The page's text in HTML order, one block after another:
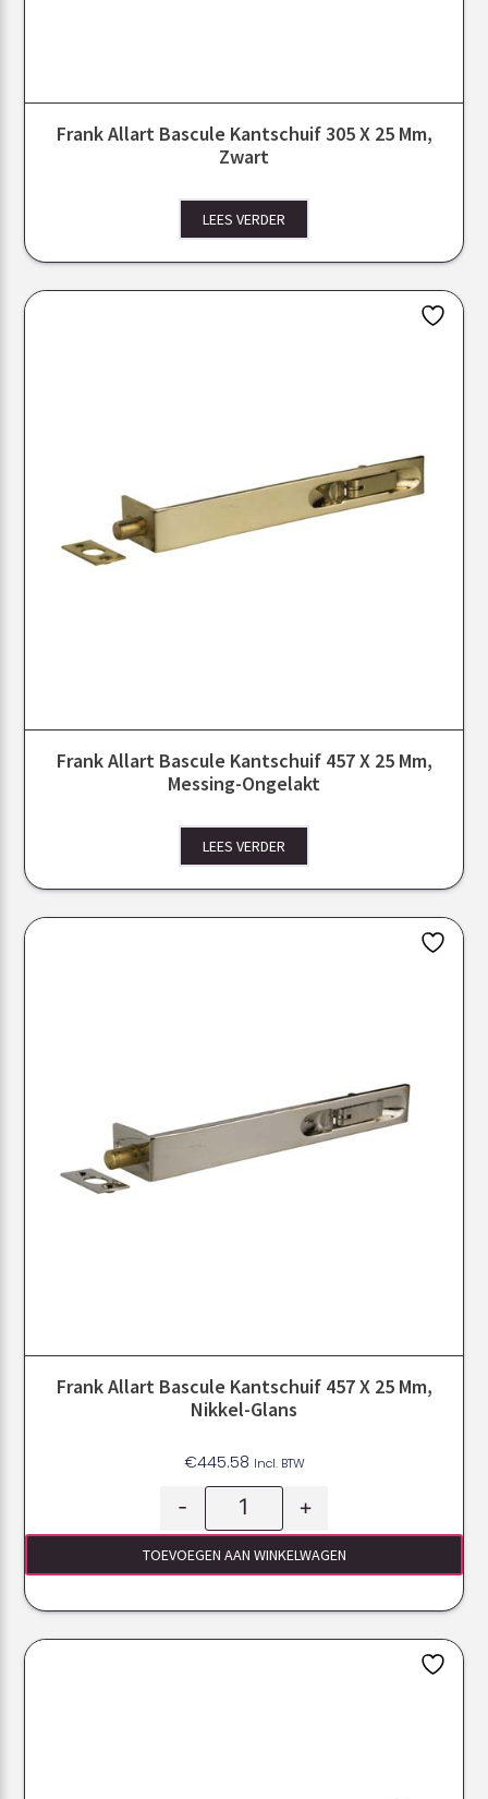
Frank Allart Bascule Kantschuif 305 X 25 Mm,
Zwart
LEES VERDER
Frank Allart Bascule Kantschuif 457 X 25 Mm,
Messing-Ongelakt
LEES VERDER
Frank Allart Bascule Kantschuif 457 X 25 Mm,
Nikkel-Glans
€445.58 Incl. BTW
- +
TOEVOEGEN AAN WINKELWAGEN